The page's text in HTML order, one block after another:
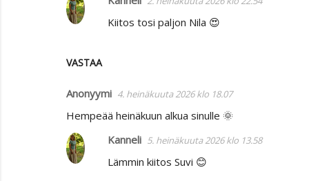
VASTAA
Kiitos tosi paljon Nila 😍
Anonyymi 4. heinäkuuta 2026 klo 18.07
Hempeää heinäkuun alkua sinulle 🌞
Kanneli 5. heinäkuuta 2026 klo 13.58
Lämmin kiitos Suvi 😊